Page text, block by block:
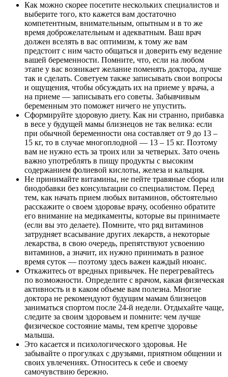
Как можно скорее посетите нескольких специалистов и
выберите того, кто кажется вам достаточно
компетентным, внимательным, опытным и в то же
время доброжелательным и адекватным. Ваш врач
должен вселять в вас оптимизм, к тому же вам
предстоит с ним часто общаться и доверить ему ведение
вашей беременности. Помните, что, если на любом
этапе у вас возникает желание поменять доктора, лучше
так и сделать. Советуем также записывать свои вопросы
и ощущения, чтобы обсуждать их на приеме у врача, а
на приеме — записывать его советы. Забывчивым
беременным это поможет ничего не упустить.
Сформируйте здоровую диету. Как ни странно, прибавка
в весе у будущей мамы близнецов не так велика: если
при обычной беременности она составляет от 9 до 13 –
15 кг, то в случае многоплодной — 13 – 15 кг. Поэтому
вам не нужно есть за троих или за четверых. Зато очень
важно употреблять в пищу продукты с высоким
содержанием фолиевой кислоты, железа и кальция.
Не принимайте витамины, не пейте травяные сборы или
биодобавки без консультации со специалистом. Перед
тем, как начать прием любых витаминов, обстоятельно
расскажите о своем здоровье врачу, особенно обратите
его внимание на медикаменты, которые вы принимаете
(если вы это делаете). Помните, что ряд витаминов
затрудняет всасывание других лекарств, а некоторые
лекарства, в свою очередь, препятствуют усвоению
витаминов, а значит, их нужно принимать в разное
время суток — поэтому здесь важен каждый нюанс.
Откажитесь от вредных привычек. Не перегревайтесь
по возможности. Определите с врачом, какая физическая
активность и в каком объеме вам полезна. Многие
доктора не рекомендуют будущим мамам близнецов
заниматься спортом после 24-й недели. Отдыхайте чаще,
следите за своим здоровьем и помните: чем лучше
физическое состояние мамы, тем крепче здоровье
малыша.
Это касается и психологического здоровья. Не
забывайте о прогулках с друзьями, приятном общении и
своих увлечениях. Относитесь к себе и своему
самочувствию бережно.